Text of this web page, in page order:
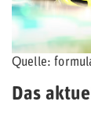
Quelle:
Das